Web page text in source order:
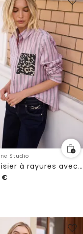
Studio
Chemisier à rayures avec poche poitrine
€